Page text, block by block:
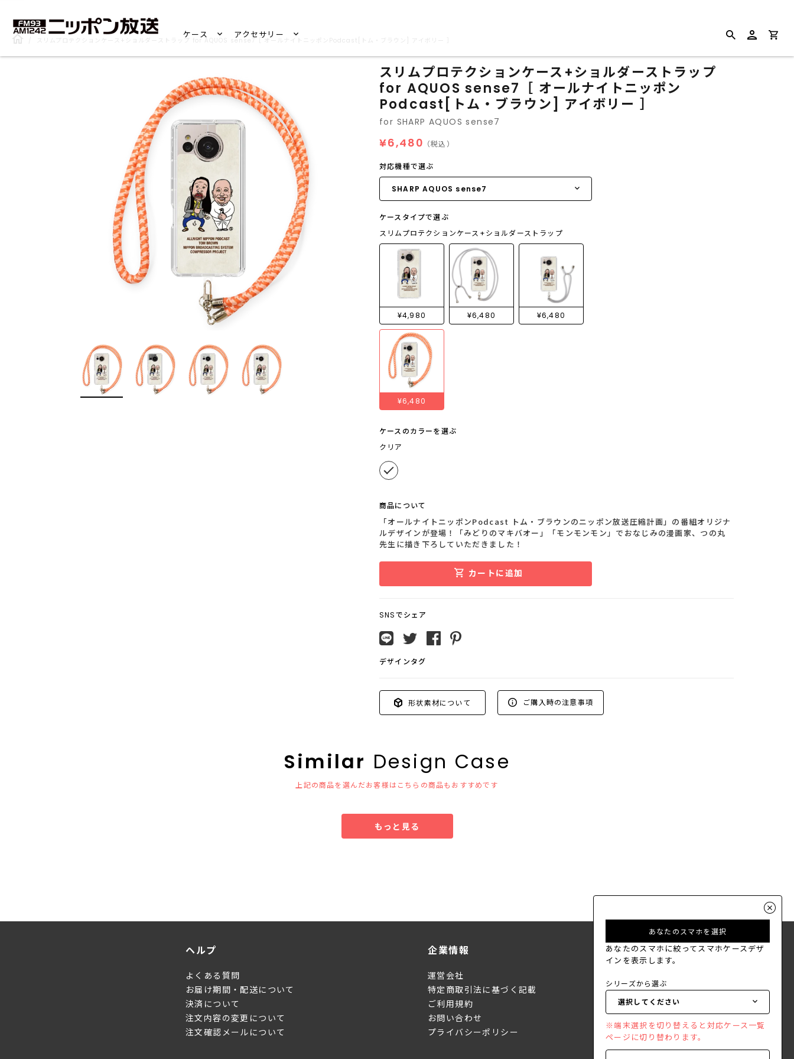
ケース アクセサリー
スリムプロテクションケース+ショルダーストラップ for AQUOS sense7［ オールナイトニッポンPodcast[トム・ブラウン] アイボリー ］
スリムプロテクションケース+ショルダーストラップ
for AQUOS sense7［ オールナイトニッポン
Podcast[トム・ブラウン] アイボリー ］
for SHARP AQUOS sense7
¥6,480 （税込）
対応機種で選ぶ
ケースタイプで選ぶ
スリムプロテクションケース+ショルダーストラップ
¥4,980 ¥6,480 ¥6,480
¥6,480
ケースのカラーを選ぶ
クリア
商品について
「オールナイトニッポンPodcast トム・ブラウンのニッポン放送圧縮計画」の番組オリジナ
ルデザインが登場！「みどりのマキバオー」「モンモンモン」でおなじみの漫画家、つの丸
先生に描き下ろしていただきました！
カートに追加
SNSでシェア
デザインタグ
形状素材について ご購入時の注意事項
Similar Design Case
上記の商品を選んだお客様はこちらの商品もおすすめです
もっと見る
ヘルプ
よくある質問
お届け期間・配送について
決済について
注文内容の変更について
注文確認メールについて
企業情報
運営会社
特定商取引法に基づく記載
ご利用規約
お問い合わせ
プライバシーポリシー
あなたのスマホを選択
あなたのスマホに絞ってスマホケースデザ
インを表示します。
シリーズから選ぶ
※端末選択を切り替えると対応ケース一覧
ページに切り替わります。